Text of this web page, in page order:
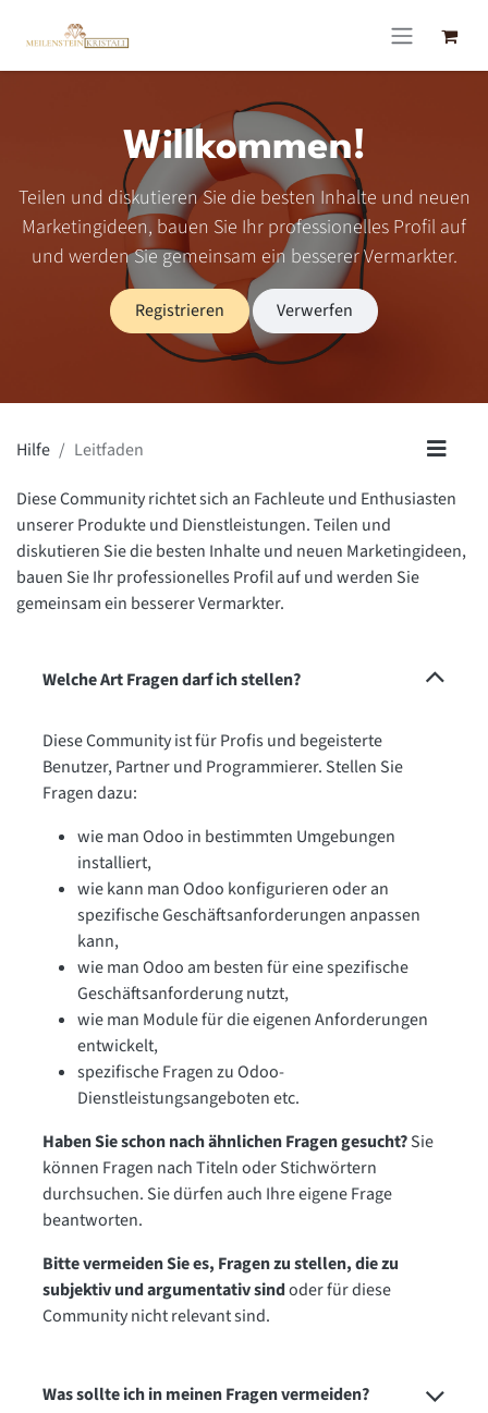
Willkommen!
Teilen und diskutieren Sie die besten Inhalte und neuen
Marketingideen, bauen Sie Ihr professionelles Profil auf
und werden Sie gemeinsam ein besserer Vermarkter.
Registrieren Verwerfen
Hilfe Leitfaden
Diese Community richtet sich an Fachleute und Enthusiasten
unserer Produkte und Dienstleistungen. Teilen und
diskutieren Sie die besten Inhalte und neuen Marketingideen,
bauen Sie Ihr professionelles Profil auf und werden Sie
gemeinsam ein besserer Vermarkter.
Welche Art Fragen darf ich stellen?
Diese Community ist für Profis und begeisterte
Benutzer, Partner und Programmierer. Stellen Sie
Fragen dazu:
wie man Odoo in bestimmten Umgebungen
installiert,
wie kann man Odoo konfigurieren oder an
spezifische Geschäftsanforderungen anpassen
kann,
wie man Odoo am besten für eine spezifische
Geschäftsanforderung nutzt,
wie man Module für die eigenen Anforderungen
entwickelt,
spezifische Fragen zu Odoo-
Dienstleistungsangeboten etc.
Haben Sie schon nach ähnlichen Fragen gesucht?Sie
können Fragen nach Titeln oder Stichwörtern
durchsuchen. Sie dürfen auch Ihre eigene Frage
beantworten.
Bitte vermeiden Sie es, Fragen zu stellen, die zu
subjektiv und argumentativ sindoder für diese
Community nicht relevant sind.
Was sollte ich in meinen Fragen vermeiden?